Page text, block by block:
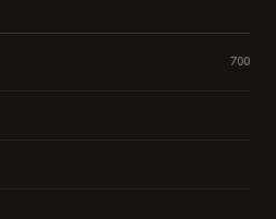
700